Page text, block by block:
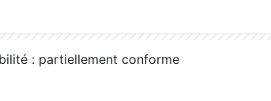
: partiellement conforme